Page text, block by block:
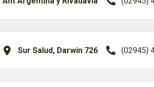
Sur Salud, Darwin 726 (02945)